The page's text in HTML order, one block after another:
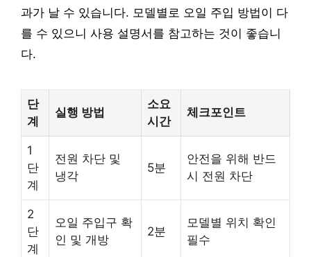
과가 날 수 있습니다. 모델별로 오일 주입 방법이 다
를 수 있으니 사용 설명서를 참고하는 것이 좋습니
다.
단
계
실행 방법
소요
시간
체크포인트
1
단
계
전원 차단 및
냉각
5분
안전을 위해 반드
시 전원 차단
2
단
계
오일 주입구 확
인 및 개방
2분
모델별 위치 확인
필수